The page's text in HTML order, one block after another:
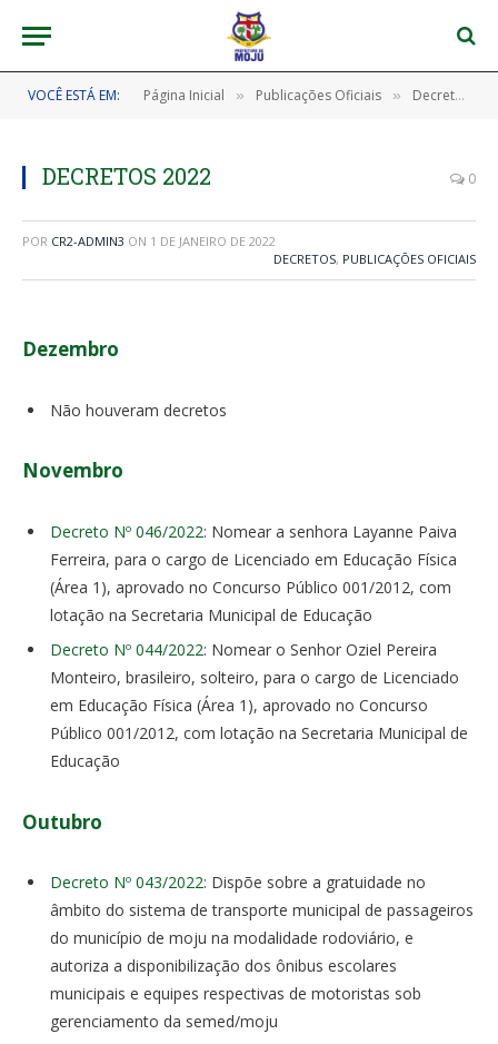
VOCÊ ESTÁ EM: Página Inicial » Publicações Oficiais » Decretos
DECRETOS 2022 0
POR CR2-ADMIN3 ON 1 DE JANEIRO DE 2022
DECRETOS, PUBLICAÇÕES OFICIAIS
Dezembro
Não houveram decretos
Novembro
Decreto Nº 046/2022: Nomear a senhora Layanne Paiva
Ferreira, para o cargo de Licenciado em Educação Física
(Área 1), aprovado no Concurso Público 001/2012, com
lotação na Secretaria Municipal de Educação
Decreto Nº 044/2022: Nomear o Senhor Oziel Pereira
Monteiro, brasileiro, solteiro, para o cargo de Licenciado
em Educação Física (Área 1), aprovado no Concurso
Público 001/2012, com lotação na Secretaria Municipal de
Educação
Outubro
Decreto Nº 043/2022: Dispõe sobre a gratuidade no
âmbito do sistema de transporte municipal de passageiros
do município de moju na modalidade rodoviário, e
autoriza a disponibilização dos ônibus escolares
municipais e equipes respectivas de motoristas sob
gerenciamento da semed/moju